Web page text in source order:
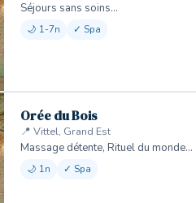
Séjours sans soins…
🌙 1-7n ✓ Spa
Orée du Bois
📍 Vittel, Grand Est
Massage détente, Rituel du monde…
🌙 1n ✓ Spa